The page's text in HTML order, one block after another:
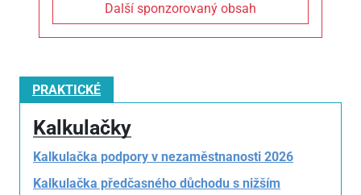
Další sponzorovaný obsah
PRAKTICKÉ
Kalkulačky
Kalkulačka podpory v nezaměstnanosti 2026
Kalkulačka předčasného důchodu s nižším